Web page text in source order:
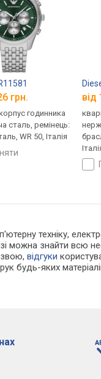
грн.
годинника
сталь, ремінець:
WR 50, Італія
від
техніку,
можна знайти всю
відгуки
будь-яких